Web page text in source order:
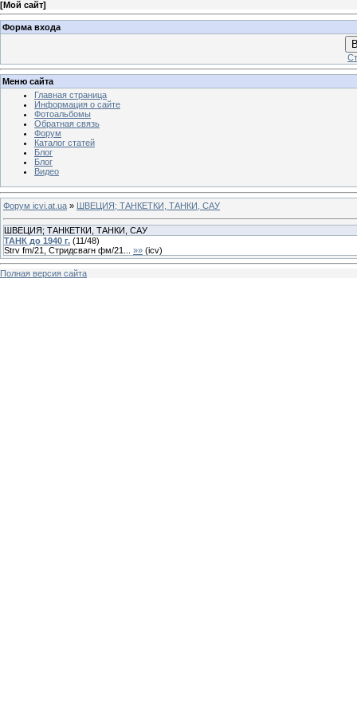
[Мой сайт]
Форма входа
Меню сайта
Главная страница
Информация о сайте
Фотоальбомы
Обратная связь
Форум
Каталог статей
Блог
Блог
Видео
Форум icvi.at.ua » ШВЕЦИЯ; ТАНКЕТКИ, ТАНКИ, САУ
ШВЕЦИЯ; ТАНКЕТКИ, ТАНКИ, САУ
ТАНК до 1940 г. (11/48)
Strv fm/21, Стридсвагн фм/21...
»» (icv)
Полная версия сайта